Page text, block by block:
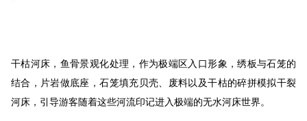
干枯河床，鱼骨景观化处理，作为极端区入口形象，绣板与石笼的
结合，片岩做底座，石笼填充贝壳、废料以及干枯的碎拼模拟干裂
河床，引导游客随着这些河流印记进入极端的无水河床世界。